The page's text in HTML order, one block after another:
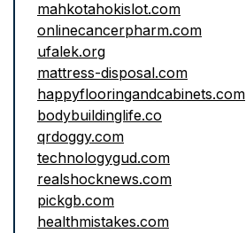
mahkotahokislot.com
onlinecancerpharm.com
ufalek.org
mattress-disposal.com
happyflooringandcabinets.com
bodybuildinglife.co
qrdoggy.com
technologygud.com
realshocknews.com
pickgb.com
healthmistakes.com